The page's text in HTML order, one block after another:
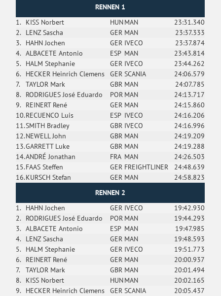
RENNEN 1
1. KISS Norbert HUNMAN
23:31.340
2. LENZ Sascha GER MAN
23:37.333
3. HAHN Jochen GER IVECO
23:37.874
4. ALBACETE Antonio ESP MAN
23:43.814
5. HALM Stephanie GER IVECO
23:44.262
6. HECKER Heinrich Clemens GER SCANIA
24:06.579
7.
TAYLOR Mark GBR MAN
24:07.785
8. RODRIGUES José Eduardo POR MAN
24:13.717
9. REINERT René GER MAN
24:15.860
10.RECUENCO Luis ESP IVECO
24:16.206
11.SMITH Bradley GBR IVECO
24:16.996
12.NEWELL John GBR MAN
24:19.209
13.GARRETT Luke GBR MAN
24:19.288
14.ANDRÉ Jonathan FRA MAN
24:26.503
15.FAAS Steffen GER FREIGHTLINER
24:48.639
16.KURSCH Stefan GER MAN
24:58.823
RENNEN 2
1. HAHN Jochen GER IVECO
19:42.930
2. RODRIGUES José Eduardo POR MAN
19:44.293
3. ALBACETE Antonio ESP MAN
19:47.985
4. LENZ Sascha GER MAN
19:48.593
5. HALM Stephanie GER IVECO
19:51.773
6. REINERT René GER MAN
20:00.937
7.
TAYLOR Mark GBR MAN
20:01.494
8. KISS Norbert HUNMAN
20:02.165
9. HECKER Heinrich Clemens GER SCANIA
20:05.437